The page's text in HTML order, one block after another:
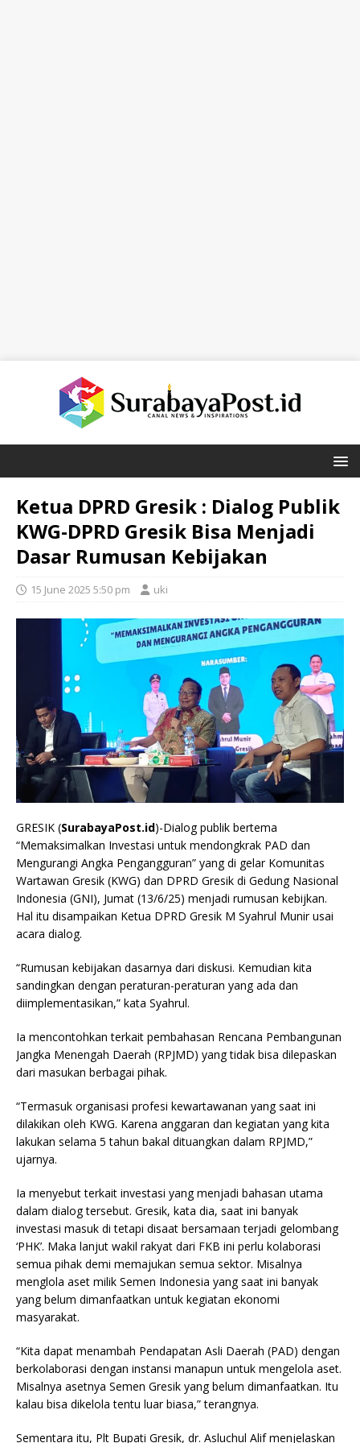
Ketua DPRD Gresik : Dialog Publik
KWG-DPRD Gresik Bisa Menjadi
Dasar Rumusan Kebijakan
15 June 2025 5:50 pm uki
GRESIK (SurabayaPost.id)-Dialog publik bertema
“Memaksimalkan Investasi untuk mendongkrak PAD dan
Mengurangi Angka Pengangguran” yang di gelar Komunitas
Wartawan Gresik (KWG) dan DPRD Gresik di Gedung Nasional
Indonesia (GNI), Jumat (13/6/25) menjadi rumusan kebijkan.
Hal itu disampaikan Ketua DPRD Gresik M Syahrul Munir usai
acara dialog.
“Rumusan kebijakan dasarnya dari diskusi. Kemudian kita
sandingkan dengan peraturan-peraturan yang ada dan
diimplementasikan,” kata Syahrul.
Ia mencontohkan terkait pembahasan Rencana Pembangunan
Jangka Menengah Daerah (RPJMD) yang tidak bisa dilepaskan
dari masukan berbagai pihak.
“Termasuk organisasi profesi kewartawanan yang saat ini
dilakikan oleh KWG. Karena anggaran dan kegiatan yang kita
lakukan selama 5 tahun bakal dituangkan dalam RPJMD,”
ujarnya.
Ia menyebut terkait investasi yang menjadi bahasan utama
dalam dialog tersebut. Gresik, kata dia, saat ini banyak
investasi masuk di tetapi disaat bersamaan terjadi gelombang
‘PHK’. Maka lanjut wakil rakyat dari FKB ini perlu kolaborasi
semua pihak demi memajukan semua sektor. Misalnya
menglola aset milik Semen Indonesia yang saat ini banyak
yang belum dimanfaatkan untuk kegiatan ekonomi
masyarakat.
“Kita dapat menambah Pendapatan Asli Daerah (PAD) dengan
berkolaborasi dengan instansi manapun untuk mengelola aset.
Misalnya asetnya Semen Gresik yang belum dimanfaatkan. Itu
kalau bisa dikelola tentu luar biasa,” terangnya.
Sementara itu, Plt Bupati Gresik, dr. Asluchul Alif menjelaskan